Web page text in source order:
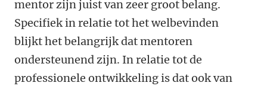
mentor zijn juist van zeer groot belang.
Specifiek in relatie tot het welbevinden
blijkt het belangrijk dat mentoren
ondersteunend zijn. In relatie tot de
professionele ontwikkeling is dat ook van